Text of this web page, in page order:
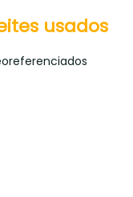
usados